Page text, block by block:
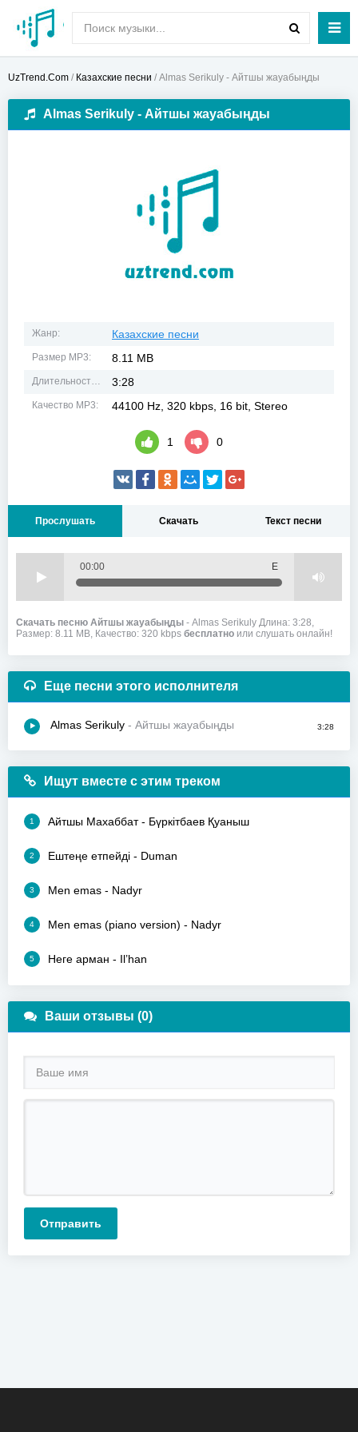
UzTrend.Com / Казахские песни / Almas Serikuly - Айтшы жауабыңды
Almas Serikuly - Айтшы жауабыңды
Жанр: Казахские песни
Размер MP3: 8.11 MB
Длительность MP3: 3:28
Качество MP3: 44100 Hz, 320 kbps, 16 bit, Stereo
1 0
Прослушать Скачать Текст песни
00:00 Е
Скачать песню Айтшы жауабыңды - Almas Serikuly Длина: 3:28,
Размер: 8.11 MB, Качество: 320 kbps бесплатно или слушать онлайн!
Еще песни этого исполнителя
Almas Serikuly - Айтшы жауабыңды 3:28
Ищут вместе с этим треком
1 Айтшы Махаббат - Бүркітбаев Қуаныш
2 Ештеңе етпейді - Duman
3 Men emas - Nadyr
4 Men emas (piano version) - Nadyr
5 Неге арман - Il’han
Ваши отзывы (0)
Отправить